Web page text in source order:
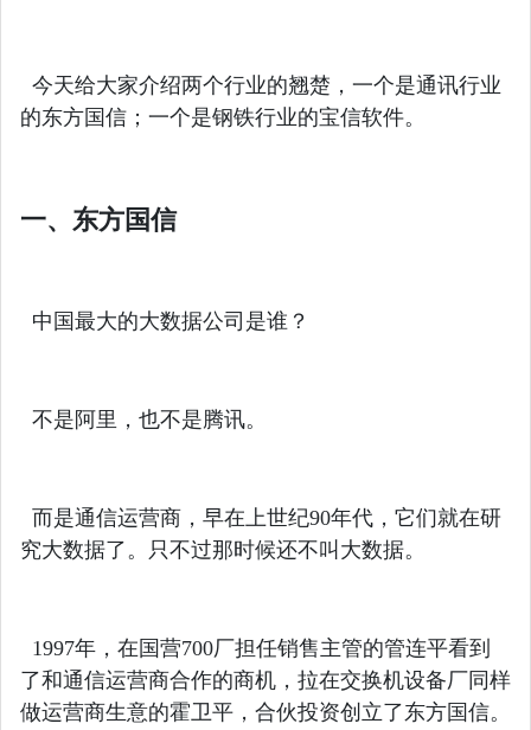
今天给大家介绍两个行业的翘楚，一个是通讯行业
的东方国信；一个是钢铁行业的宝信软件。
一、东方国信
中国最大的大数据公司是谁？
不是阿里，也不是腾讯。
而是通信运营商，早在上世纪90年代，它们就在研
究大数据了。只不过那时候还不叫大数据。
1997年，在国营700厂担任销售主管的管连平看到
了和通信运营商合作的商机，拉在交换机设备厂同样
做运营商生意的霍卫平，合伙投资创立了东方国信。